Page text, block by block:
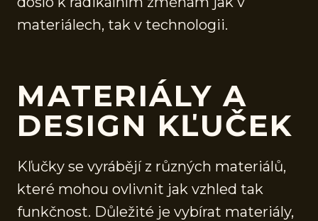
materiálech, tak v technologii.
MATERIÁLY A
DESIGN KĽUČEK
Kľučky se vyrábějí z různých materiálů,
které mohou ovlivnit jak vzhled tak
funkčnost. Důležité je vybírat materiály,